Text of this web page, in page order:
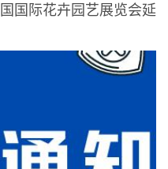
国际花卉园艺展览会延